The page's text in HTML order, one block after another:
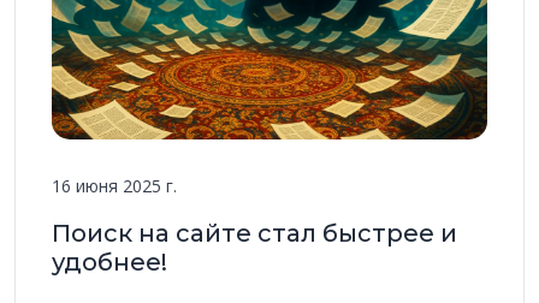
16 июня 2025 г.
Поиск на сайте стал быстрее и
удобнее!